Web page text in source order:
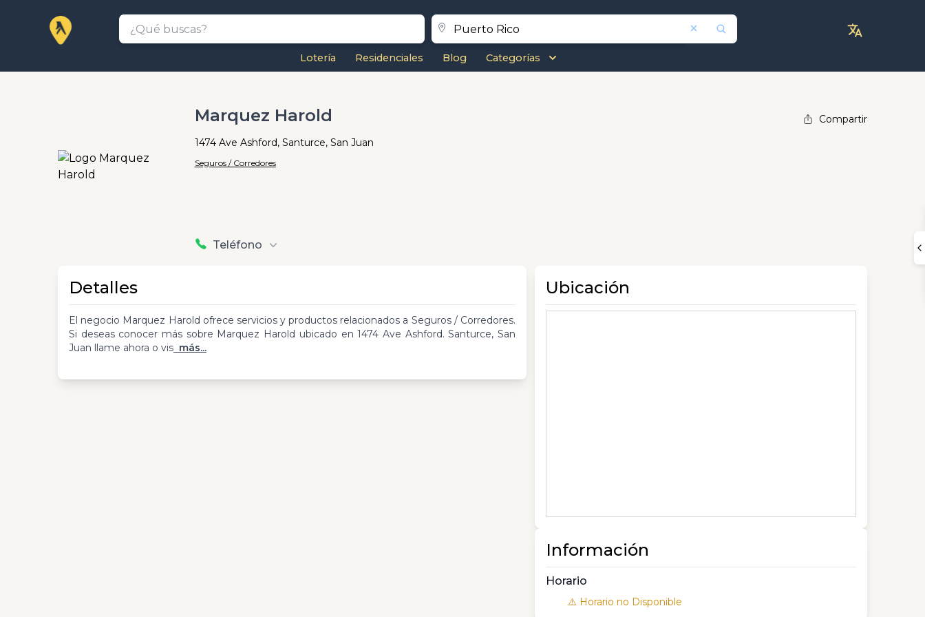
Lotería Residenciales Blog Categorías
Marquez Harold
1474 Ave Ashford, Santurce, San Juan
Seguros / Corredores
Teléfono
Compartir
Detalles
El negocio Marquez Harold ofrece servicios y productos relacionados a Seguros / Corredores.
Si deseas conocer más sobre Marquez Harold ubicado en 1474 Ave Ashford. Santurce, San
Juan llame ahora o vis más...
Ubicación
Información
Horario
⚠️ Horario no Disponible